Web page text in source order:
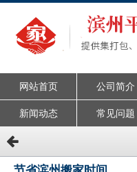
网站首页 公司简介
新闻动态 常见问题